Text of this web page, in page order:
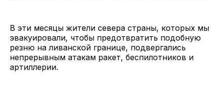
В эти месяцы жители севера страны, которых мы
эвакуировали, чтобы предотвратить подобную
резню на ливанской границе, подвергались
непрерывным атакам ракет, беспилотников и
артиллерии.